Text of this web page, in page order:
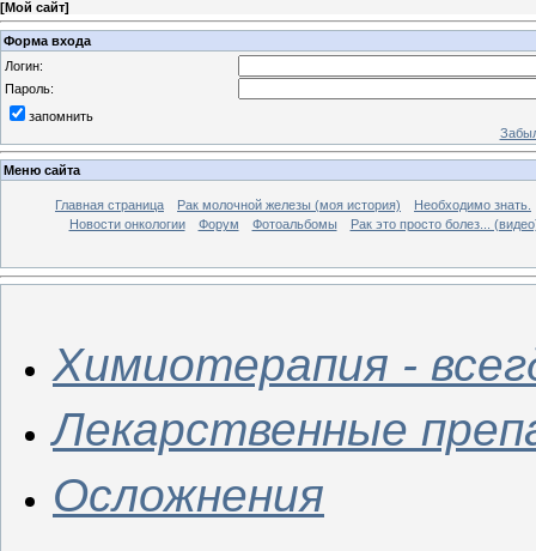
[Мой сайт]
Форма входа
Логин:
Пароль:
запомнить
Меню сайта
Главная страница Рак молочной железы (моя история)
Необходимо знать.
Новости онкологии
Форум Фотоальбомы Рак это просто болез...
Химиотерапия -
Лекарственные
Осложнения